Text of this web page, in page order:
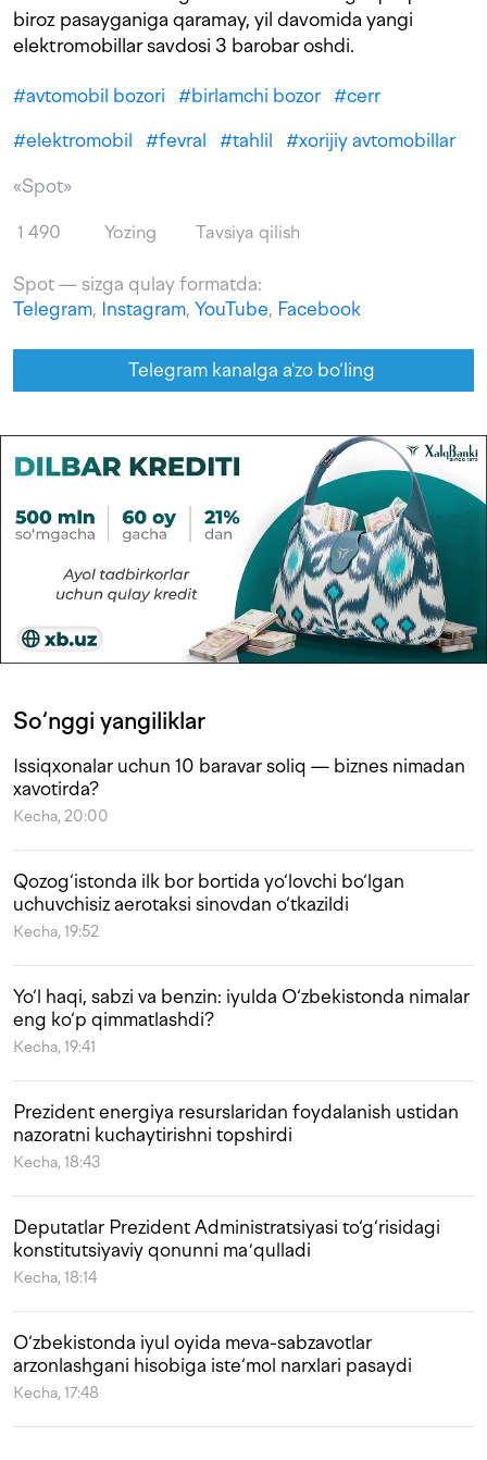
biroz pasayganiga qaramay, yil davomida yangi
elektromobillar savdosi 3 barobar oshdi.
#avtomobil bozori #birlamchi bozor #cerr
#elektromobil #fevral #tahlil #xorijiy avtomobillar
«Spot»
1 490 Yozing Tavsiya qilish
Spot — sizga qulay formatda:
Telegram, Instagram, YouTube, Facebook
Telegram kanalga a'zo bo‘ling
So‘nggi yangiliklar
Issiqxonalar uchun 10 baravar soliq — biznes nimadan
xavotirda?
Kecha, 20:00
Qozog‘istonda ilk bor bortida yo‘lovchi bo‘lgan
uchuvchisiz aerotaksi sinovdan o‘tkazildi
Kecha, 19:52
Yo‘l haqi, sabzi va benzin: iyulda O‘zbekistonda nimalar
eng ko‘p qimmatlashdi?
Kecha, 19:41
Prezident energiya resurslaridan foydalanish ustidan
nazoratni kuchaytirishni topshirdi
Kecha, 18:43
Deputatlar Prezident Administratsiyasi to‘g‘risidagi
konstitutsiyaviy qonunni maʼqulladi
Kecha, 18:14
O‘zbekistonda iyul oyida meva-sabzavotlar
arzonlashgani hisobiga iste‘mol narxlari pasaydi
Kecha, 17:48